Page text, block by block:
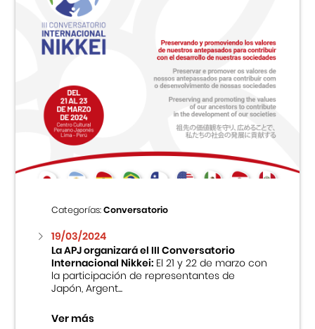
Categorías:Conversatorio
19/03/2024
La APJ organizará el III Conversatorio
Internacional Nikkei:El 21 y 22 de marzo con
la participación de representantes de
Japón, Argent...
Ver más